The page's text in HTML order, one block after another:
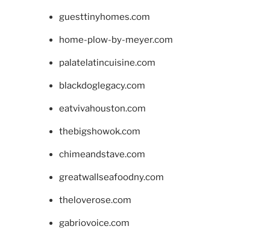
guesttinyhomes.com
home-plow-by-meyer.com
palatelatincuisine.com
blackdoglegacy.com
eatvivahouston.com
thebigshowok.com
chimeandstave.com
greatwallseafoodny.com
theloverose.com
gabriovoice.com